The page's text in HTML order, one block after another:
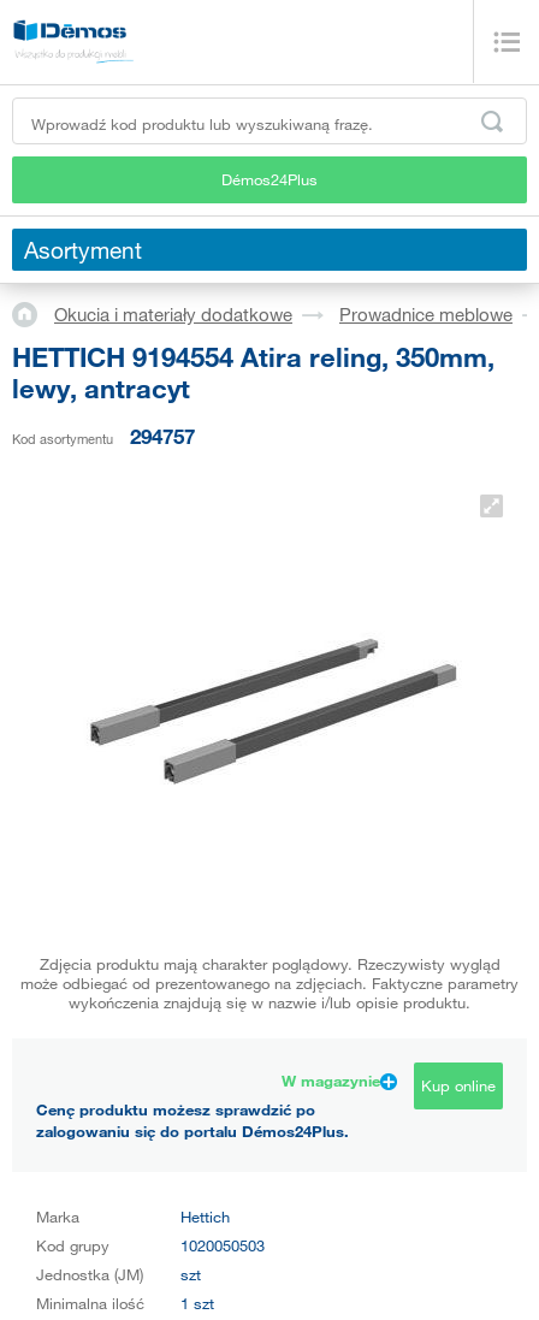
Démos24Plus
Asortyment
Okucia i materiały dodatkowe Prowadnice meblowe
HETTICH 9194554 Atira reling, 350mm,
lewy, antracyt
Kod asortymentu 294757
Zdjęcia produktu mają charakter poglądowy. Rzeczywisty wygląd
może odbiegać od prezentowanego na zdjęciach. Faktyczne parametry
wykończenia znajdują się w nazwie i/lub opisie produktu.
W magazynie
Cenę produktu możesz sprawdzić po
zalogowaniu się do portalu Démos24Plus.
Kup online
Marka
Hettich
Kod grupy
1020050503
Jednostka (JM)
szt
Minimalna ilość
1 szt